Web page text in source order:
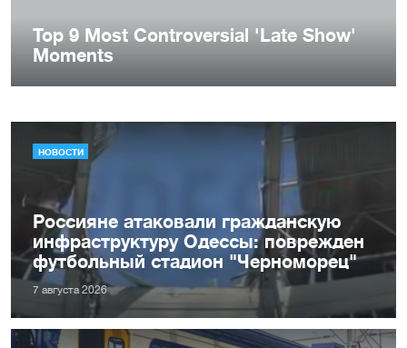
НОВОСТИ
Россияне атаковали гражданскую
инфраструктуру Одессы: поврежден
футбольный стадион "Черноморец"
7 августа 2026